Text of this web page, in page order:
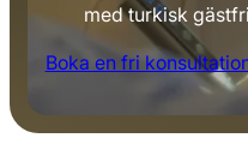
med turkisk
Boka en fri